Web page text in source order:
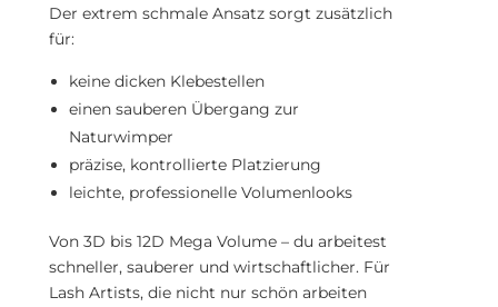
Der extrem schmale Ansatz sorgt zusätzlich
für:
keine dicken Klebestellen
einen sauberen Übergang zur
Naturwimper
präzise, kontrollierte Platzierung
leichte, professionelle Volumenlooks
Von 3D bis 12D Mega Volume – du arbeitest
schneller, sauberer und wirtschaftlicher. Für
Lash Artists, die nicht nur schön arbeiten